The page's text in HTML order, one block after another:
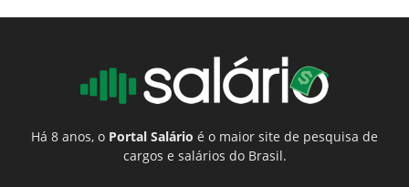
Há 8 anos, o Portal Salário é o maior site de pesquisa de
cargos e salários do Brasil.